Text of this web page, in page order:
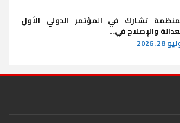
تشارك في المؤتمر الدولي الأول
والإصلاح في…
28, 2026